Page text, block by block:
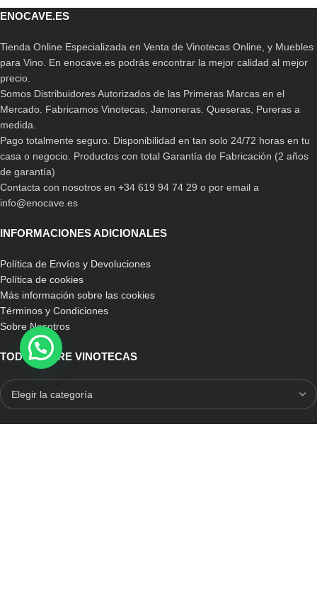
ENOCAVE.ES
Tienda Online Especializada en Venta de Vinotecas Online, y Muebles
para Vino. En enocave.es podrás encontrar la mejor calidad al mejor
precio.
Somos Distribuidores Autorizados de las Primeras Marcas en el
Mercado. Fabricamos Vinotecas, Jamoneras. Queseras, Pureras a
medida.
Pago totalmente seguro. Disponibilidad en tan solo 24/72 horas en tu
casa o negocio. Productos con total Garantía de Fabricación (2 años
de garantía)
Contacta con nosotros en +34 619 94 74 29 o por email a
info@enocave.es
INFORMACIONES ADICIONALES
Política de Envíos y Devoluciones
Política de cookies
Más información sobre las cookies
Términos y Condiciones
Sobre Nosotros
TODO SOBRE VINOTECAS